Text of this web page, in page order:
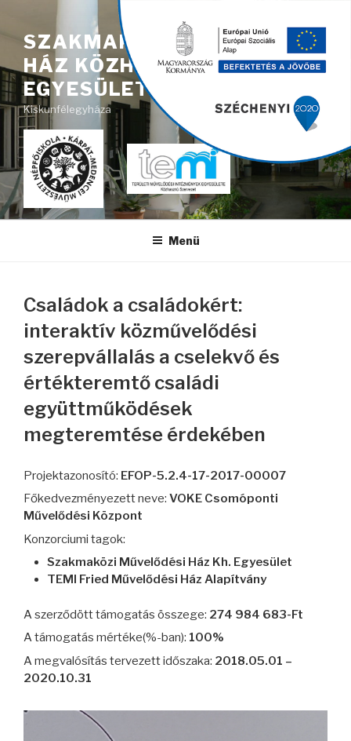
SZAKMAKÖZI MŰVELŐDÉSI
HÁZ KÖZHASZNÚ
EGYESÜLET
Kiskunfélegyháza
Menü
Családok a családokért:
interaktív közművelődési
szerepvállalás a cselekvő és
értékteremtő családi
együttműködések
megteremtése érdekében
Projektazonosító: EFOP-5.2.4-17-2017-00007
Főkedvezményezett neve: VOKE Csomóponti
Művelődési Központ
Konzorciumi tagok:
Szakmaközi Művelődési Ház Kh. Egyesület
TEMI Fried Művelődési Ház Alapítvány
A szerződött támogatás összege: 274 984 683-Ft
A támogatás mértéke(%-ban): 100%
A megvalósítás tervezett időszaka: 2018.05.01 –
2020.10.31